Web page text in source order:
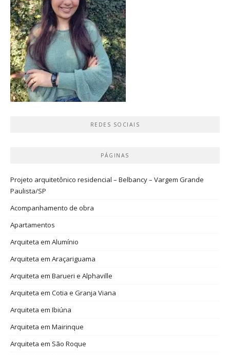
REDES SOCIAIS
PÁGINAS
Projeto arquitetônico residencial – Belbancy – Vargem Grande
Paulista/SP
Acompanhamento de obra
Apartamentos
Arquiteta em Alumínio
Arquiteta em Araçariguama
Arquiteta em Barueri e Alphaville
Arquiteta em Cotia e Granja Viana
Arquiteta em Ibiúna
Arquiteta em Mairinque
Arquiteta em São Roque